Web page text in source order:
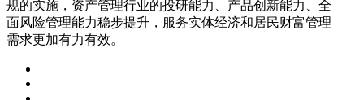
规的实施，资产管理行业的投研能力、产品创新能力、全
面风险管理能力稳步提升，服务实体经济和居民财富管理
需求更加有力有效。